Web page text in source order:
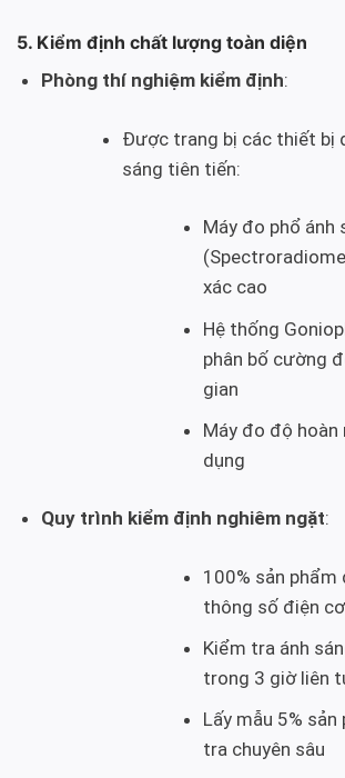
5. Kiểm định chất lượng toàn diện
Phòng thí nghiệm kiểm định:
Được trang bị các thiết bị
sáng tiên tiến:
Máy đo phổ ánh
xác cao
Hệ thống
phân bố cường
gian
Máy đo độ hoàn
dụng
Quy trình kiểm định nghiêm ngặt:
100% sản
thông số điện
Kiểm tra ánh
trong 3 giờ liên
Lấy mẫu 5%
tra chuyên sâu